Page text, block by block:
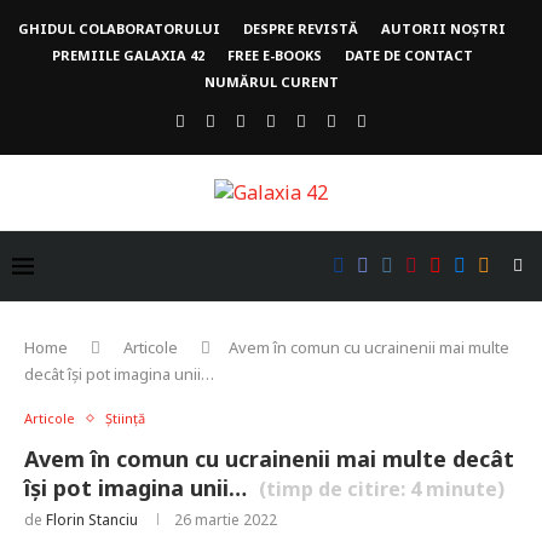
GHIDUL COLABORATORULUI DESPRE REVISTĂ
AUTORII NOȘTRI
PREMIILE GALAXIA 42
FREE E-BOOKS
DATE DE CONTACT
NUMĂRUL CURENT
Home Articole
Avem în comun cu ucrainenii mai multe
decât își pot imagina unii…
Articole Știință
Avem în comun cu ucrainenii mai multe decât
își pot imagina unii… (timp de citire: 4minute)
de Florin Stanciu 26 martie 2022